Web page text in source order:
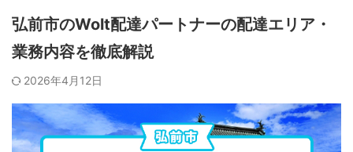
弘前市のWolt配達パートナーの配達エリア・
業務内容を徹底解説
2026年4月12日